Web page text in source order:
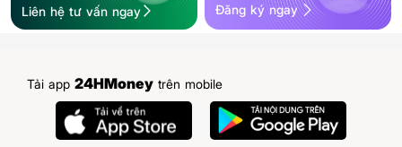
Liên hệ tư vấn ngay Đăng ký ngay
Tải app 24HMoney trên mobile